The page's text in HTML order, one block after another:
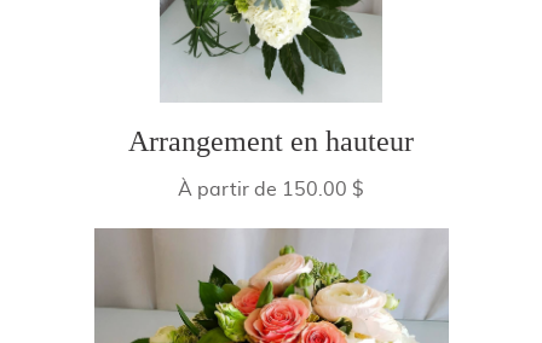
Arrangement en hauteur
À partir de 150.00 $